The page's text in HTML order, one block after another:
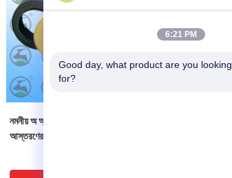
নমনীয় অ অ্যাসবেস্টস বোনা ব্রেক
আস্তরণের
6:21 PM
Good day, what product are you looking
for?